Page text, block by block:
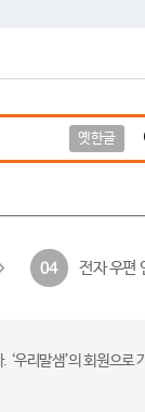
옛한글
04 전자 우편
우리말샘’의 회원으